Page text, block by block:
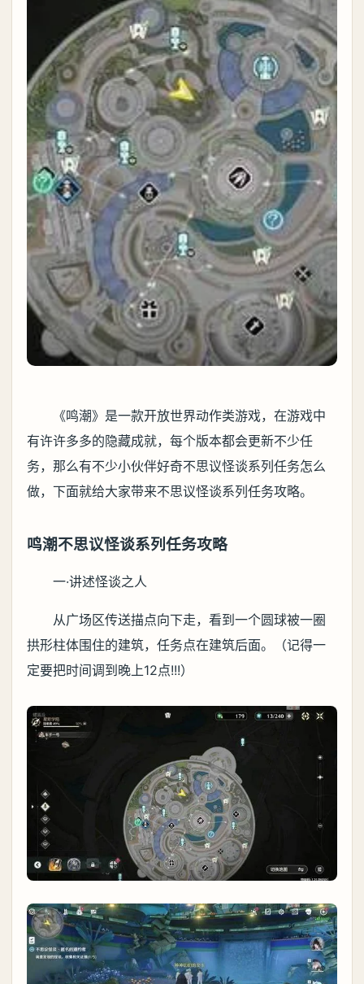
《鸣潮》是一款开放世界动作类游戏，在游戏中
有许许多多的隐藏成就，每个版本都会更新不少任
务，那么有不少小伙伴好奇不思议怪谈系列任务怎么
做，下面就给大家带来不思议怪谈系列任务攻略。
鸣潮不思议怪谈系列任务攻略
一·讲述怪谈之人
从广场区传送描点向下走，看到一个圆球被一圈
拱形柱体围住的建筑，任务点在建筑后面。（记得一
定要把时间调到晚上12点!!!）